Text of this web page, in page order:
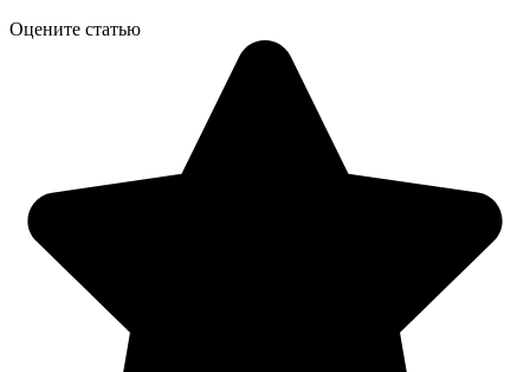
Оцените статью